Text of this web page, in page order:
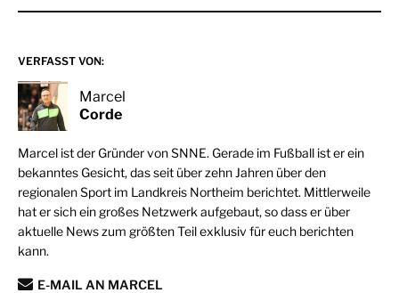
VERFASST VON:
Marcel
Corde
Marcel ist der Gründer von SNNE. Gerade im Fußball ist er ein
bekanntes Gesicht, das seit über zehn Jahren über den
regionalen Sport im Landkreis Northeim berichtet. Mittlerweile
hat er sich ein großes Netzwerk aufgebaut, so dass er über
aktuelle News zum größten Teil exklusiv für euch berichten
kann.
E-MAIL AN MARCEL